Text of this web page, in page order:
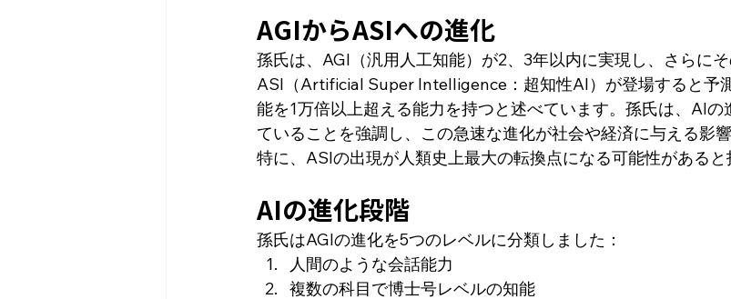
AGIからASIへの進化
孫氏は、AGI（汎用人工知能）が2、3年以内に実現し、さらに
ASI（Artificial Super Intelligence：超知性AI）が登場すると予
能を1万倍以上超える能力を持つと述べています。孫氏は、AIの
ていることを強調し、この急速な進化が社会や経済に与える影
特に、ASIの出現が人類史上最大の転換点になる可能性があると
AIの進化段階
孫氏はAGIの進化を5つのレベルに分類しました：
人間のような会話能力
複数の科目で博士号レベルの知能